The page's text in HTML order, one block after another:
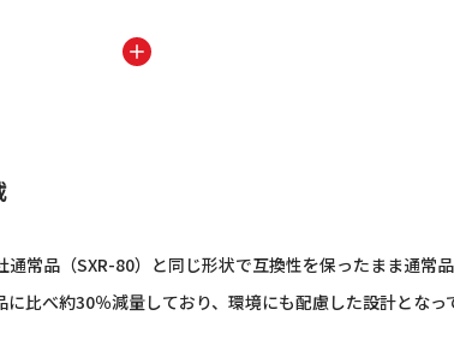
常品（SXR-80）と同じ形状で互換性を保ったまま通常
比べ約30％減量しており、環境にも配慮した設計となっ